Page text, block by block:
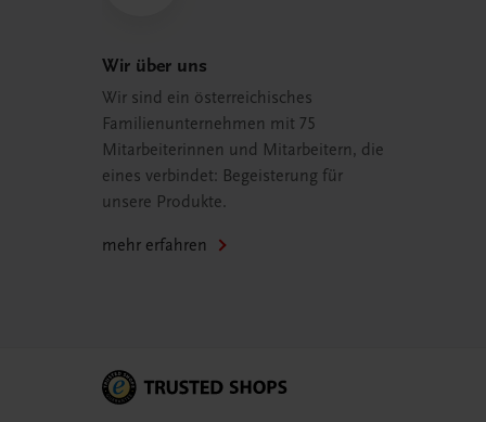
Wir über uns
Wir sind ein österreichisches
Familienunternehmen mit 75
Mitarbeiterinnen und Mitarbeitern, die
eines verbindet: Begeisterung für
unsere Produkte.
mehr erfahren